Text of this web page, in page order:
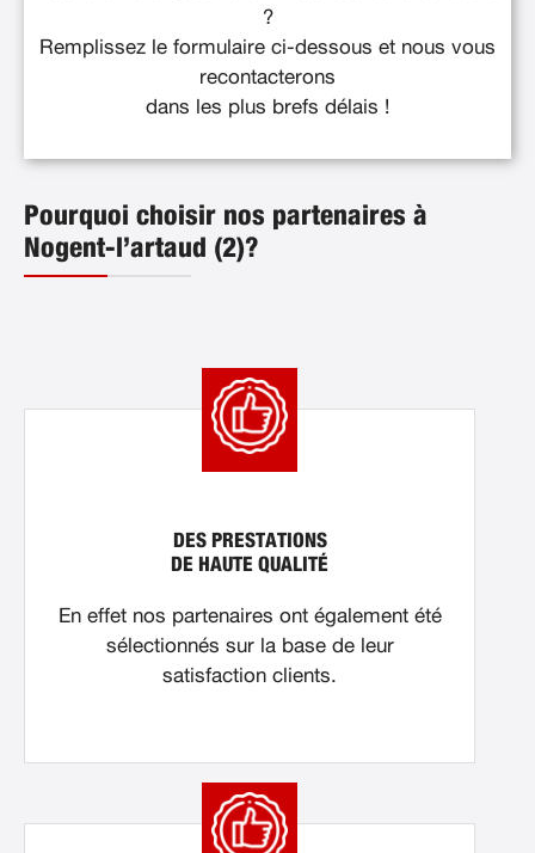
?
Remplissez le formulaire ci-dessous et nous vous
recontacterons
dans les plus brefs délais !
Pourquoi choisir nos partenaires à
Nogent-l’artaud (2)?
DES PRESTATIONS
DE HAUTE QUALITÉ
En effet nos partenaires ont également été
sélectionnés sur la base de leur
satisfaction clients.